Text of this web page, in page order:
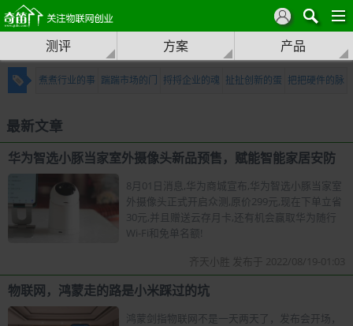
测评 方案 产品
煮煮行业的事 踹踹市场的门 捋捋企业的魂 扯扯创新的蛋 把把硬件的脉
最新文章
华为智选小豚当家室外摄像头新品预售，赋能智能家居安防
8月01日消息,华为商城宣布,华为智选小豚当家室
外摄像头正式开启众测,原价299元,现在下单立省
30元,并且赠送云存月卡,还有机会赢取华为随行
Wi-Fi和免单名额!
齐天小胜 发布于 2022/08/19-01:03
物联网，鸿蒙走的路是小米踩过的坑
鸿蒙剑指物联网不是一天两天了，发布会开场，